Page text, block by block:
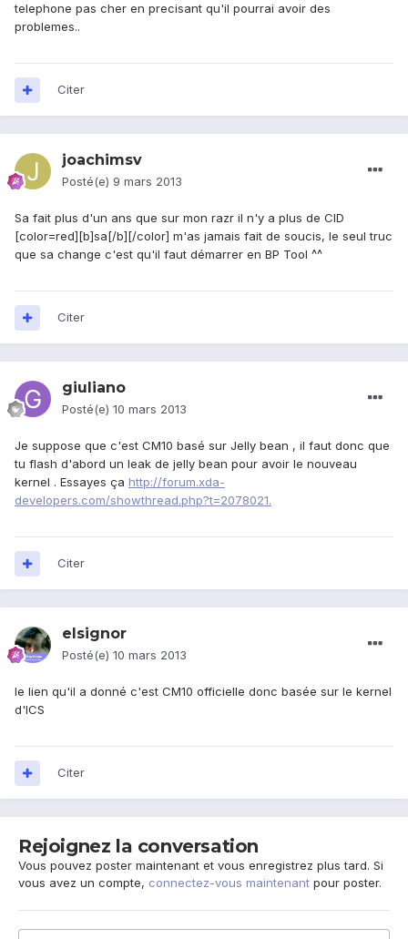
telephone pas cher en precisant qu'il pourrai avoir des
problemes..
Citer
joachimsv
Posté(e) 9 mars 2013
Sa fait plus d'un ans que sur mon razr il n'y a plus de CID
[color=red][b]sa[/b][/color] m'as jamais fait de soucis, le seul truc
que sa change c'est qu'il faut démarrer en BP Tool ^^
Citer
giuliano
Posté(e) 10 mars 2013
Je suppose que c'est CM10 basé sur Jelly bean , il faut donc que
tu flash d'abord un leak de jelly bean pour avoir le nouveau
kernel . Essayes ça http://forum.xda-
developers.com/showthread.php?t=2078021.
Citer
elsignor
Posté(e) 10 mars 2013
le lien qu'il a donné c'est CM10 officielle donc basée sur le kernel
d'ICS
Citer
Rejoignez la conversation
Vous pouvez poster maintenant et vous enregistrez plus tard. Si
vous avez un compte, connectez-vous maintenant pour poster.